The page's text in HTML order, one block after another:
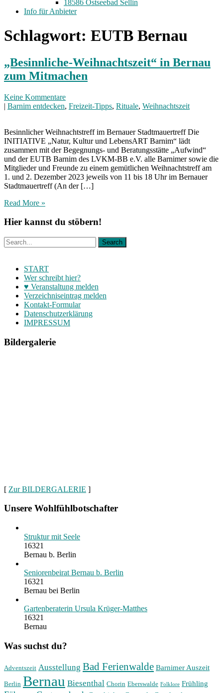
18586 Ostseebad Sellin
Info für Anbieter
Schlagwort: EUTB Bernau
„Besinnliche-Weihnachtszeit“ in Bernau
zum Mitmachen
Keine Kommentare
| Barnim entdecken, Freizeit-Tipps, Rituale, Weihnachtszeit
Besinnlicher Weihnachtstreff im Bernauer Stadtmauertreff Die
INITIATIVE „Natur, Kultur und LebensART Barnim“ lädt
zusammen mit der Begegnungs- und Beratungsstätte „Aufwind“
und der EUTB Barnim des LVKM-BB e.V. alle Barnimer sowie die
Mitglieder und Freunde zu einem gemütlichen Weihnachtstreff am
1. und 2. Dezember 2023 jeweils von 11 bis 18 Uhr im Bernauer
Stadtmauertreff (An der […]
Read More »
Hier kannst du stöbern!
START
Wer schreibt hier?
♥ Veranstaltung melden
Verzeichniseintrag melden
Kontakt-Formular
Datenschutzerklärung
IMPRESSUM
Bildergalerie
[ Zur BILDERGALERIE ]
Unsere Wohlfühlbotschafter
Struktur mit Seele
16321
Bernau b. Berlin
Seniorenbeirat Bernau b. Berlin
16321
Bernau bei Berlin
Gartenberaterin Ursula Krüger-Matthes
16321
Bernau
Was suchst du?
Adventszeit Ausstellung Bad Ferienwalde Barnimer Auszeit
Berlin Bernau Biesenthal Chorin Eberswalde Folklore Frühling